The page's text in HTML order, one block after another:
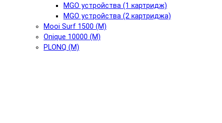
MGO устройства (1 картридж)
MGO устройства (2 картриджа)
Mooi Surf 1500 (М)
Onique 10000 (М)
PLONQ (М)